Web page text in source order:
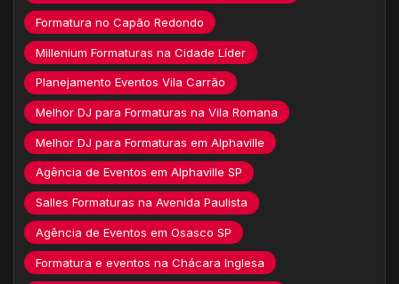
Formatura no Capão Redondo
Millenium Formaturas na Cidade Líder
Planejamento Eventos Vila Carrão
Melhor DJ para Formaturas na Vila Romana
Melhor DJ para Formaturas em Alphaville
Agência de Eventos em Alphaville SP
Salles Formaturas na Avenida Paulista
Agência de Eventos em Osasco SP
Formatura e eventos na Chácara Inglesa